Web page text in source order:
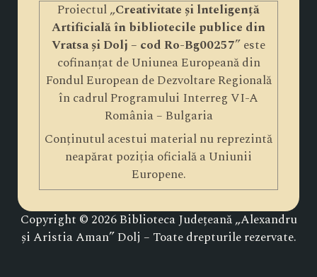
Proiectul „Creativitate și lnteligență
Artificială în bibliotecile publice din
Vratsa și Dolj – cod Ro-Bg00257” este
cofinanțat de Uniunea Europeană din
Fondul European de Dezvoltare Regională
în cadrul Programului Interreg VI-A
România – Bulgaria
Conținutul acestui material nu reprezintă
neapărat poziția oficială a Uniunii
Europene.
Copyright © 2026 Biblioteca Județeană „Alexandru
și Aristia Aman” Dolj – Toate drepturile rezervate.